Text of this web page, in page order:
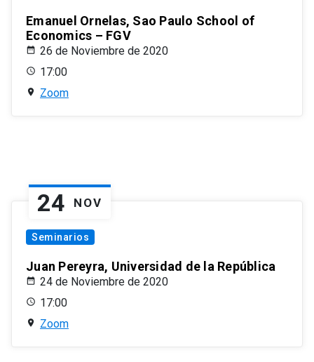
Emanuel Ornelas, Sao Paulo School of
Economics – FGV
26 de Noviembre de 2020
17:00
Zoom
24 NOV
Seminarios
Juan Pereyra, Universidad de la República
24 de Noviembre de 2020
17:00
Zoom